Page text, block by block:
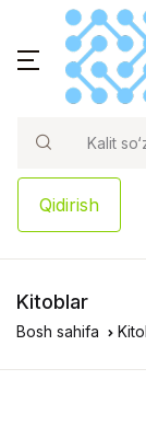
Qidirish
Kitoblar
Bosh sahifa